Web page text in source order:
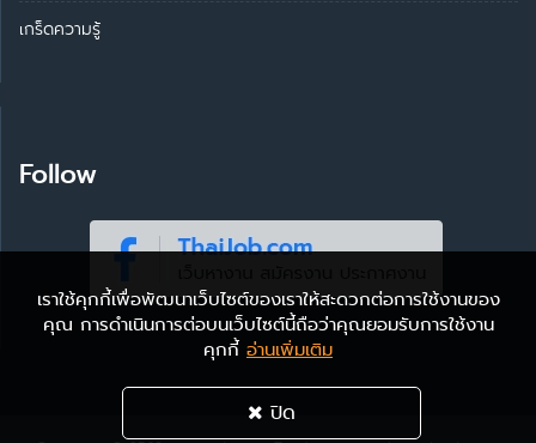
เกร็ดความรู้
Follow
เราใช้คุกกี้เพื่อพัฒนาเว็บไซต์ของเราให้สะดวกต่อการใช้งานของ
คุณ การดำเนินการต่อบนเว็บไซต์นี้ถือว่าคุณยอมรับการใช้งาน
คุกกี้ อ่านเพิ่มเติม
ปิด